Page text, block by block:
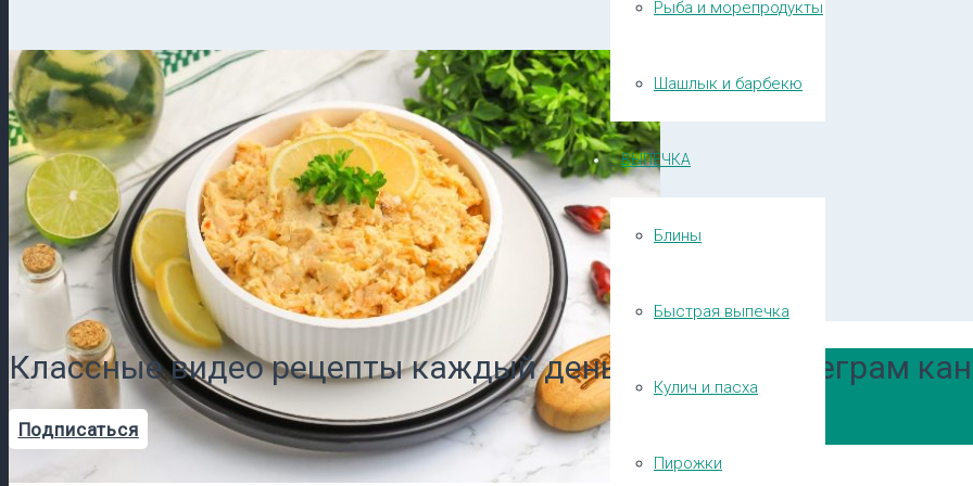
Рыба и морепродукты
Шашлык и барбекю
ВЫПЕЧКА
Блины
Быстрая выпечка
Кулич и пасха
Пирожки
Классные видео рецепты каждый день в нашем Телеграм
Подписаться